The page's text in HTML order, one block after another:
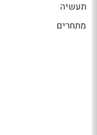
תעשיה
מתחרים